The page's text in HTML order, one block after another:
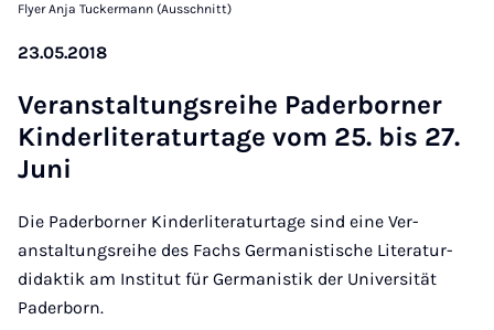
Flyer Anja Tuckermann (Ausschnitt)
23.05.2018
Ver­­an­stal­tung­s­reihe Pader­borner
Kin­der­l­it­er­at­ur­t­age vom 25. bis 27.
Juni
Die Paderborner Kinderliteraturtage sind eine Ver­
anstaltungsreihe des Fachs Germanistische Literatur­
didaktik am Institut für Germanistik der Universität
Paderborn.